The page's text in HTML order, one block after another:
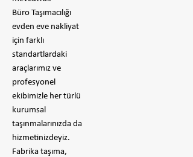
Büro Taşımacılığı
evden eve nakliyat
için farklı
standartlardaki
araçlarımız ve
profesyonel
ekibimizle her türlü
kurumsal
taşınmalarınızda da
hizmetinizdeyiz.
Fabrika taşıma,